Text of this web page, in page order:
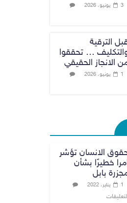
3 يونيو، 2026
الترقية
… تحققوا
الانجاز الحقيقي
1 يونيو، 2026
الانسان تؤشر
خطيرًا بشأن
بابل
1 يناير، 2022